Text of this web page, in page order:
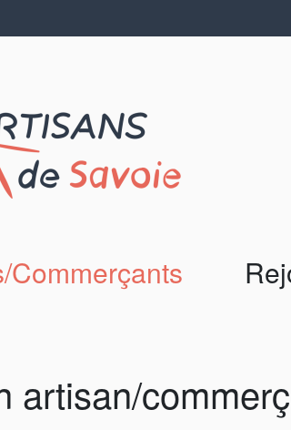
Commerçants
artisan/